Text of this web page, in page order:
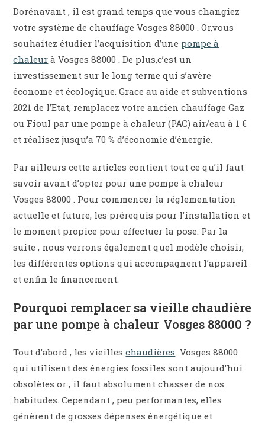
Dorénavant , il est grand temps que vous changiez
votre système de chauffage Vosges 88000 . Or,vous
souhaitez étudier l’acquisition d’une pompe à
chaleur à Vosges 88000 . De plus,c’est un
investissement sur le long terme qui s’avère
économe et écologique. Grace au aide et subventions
2021 de l’Etat, remplacez votre ancien chauffage Gaz
ou Fioul par une pompe à chaleur (PAC) air/eau à 1 €
et réalisez jusqu’a 70 % d’économie d’énergie.
Par ailleurs cette articles contient tout ce qu’il faut
savoir avant d’opter pour une pompe à chaleur
Vosges 88000 . Pour commencer la réglementation
actuelle et future, les prérequis pour l’installation et
le moment propice pour effectuer la pose. Par la
suite , nous verrons également quel modèle choisir,
les différentes options qui accompagnent l’appareil
et enfin le financement.
Pourquoi remplacer sa vieille chaudière
par une pompe à chaleur Vosges 88000 ?
Tout d’abord , les vieilleschaudières Vosges 88000
qui utilisent des énergies fossiles sont aujourd’hui
obsolètes or , il faut absolument chasser de nos
habitudes. Cependant , peu performantes, elles
génèrent de grosses dépenses énergétique et